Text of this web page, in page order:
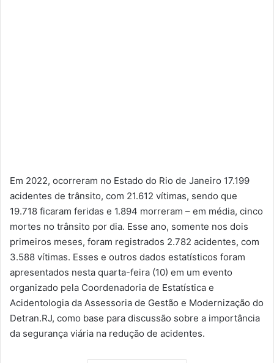
Em 2022, ocorreram no Estado do Rio de Janeiro 17.199
acidentes de trânsito, com 21.612 vítimas, sendo que
19.718 ficaram feridas e 1.894 morreram – em média, cinco
mortes no trânsito por dia. Esse ano, somente nos dois
primeiros meses, foram registrados 2.782 acidentes, com
3.588 vítimas. Esses e outros dados estatísticos foram
apresentados nesta quarta-feira (10) em um evento
organizado pela Coordenadoria de Estatística e
Acidentologia da Assessoria de Gestão e Modernização do
Detran.RJ, como base para discussão sobre a importância
da segurança viária na redução de acidentes.